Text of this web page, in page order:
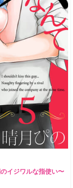
イジワルな指使い〜